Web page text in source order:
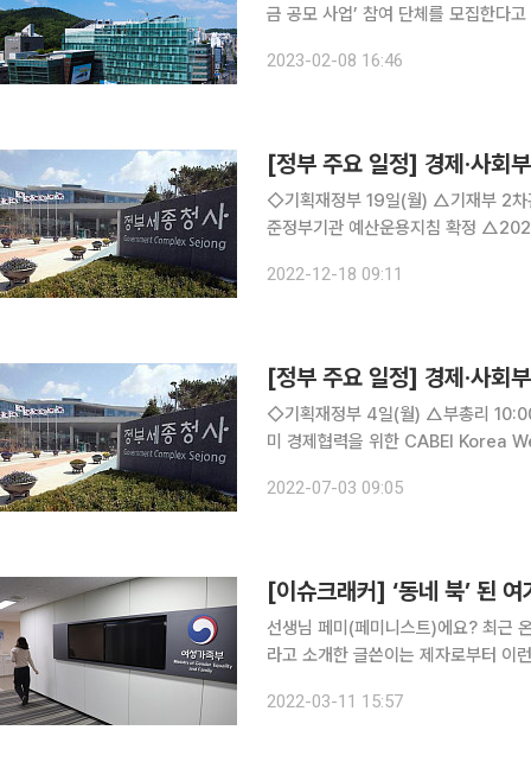
금 공모 사업’ 참여 단체를 모집한다고 8일 밝혔다. 구는 지난해 양성평
상 ‘단기 숙소 지원’ 등 다양한 사업을
2023-02-08 16:46
[정부 주요 일정] 경제·사
◇기획재정부 19일(월) △기재부 2차관 10:00 공공기관운영위원회(비공개) △2023년도 공기업‧
준정부기관 예산운용지침 확정 △2021년 퇴직연금통계 20일(화) △부총리 10:00 국무회의(정부
산 건축상' 시상식(비공개), 10:5
2022-12-18 09:11
[정부 주요 일정] 경제·사
◇기획재정부 4일(월) △부총리 10:00 국무회의(용산청사) △중미경제통합은행(CABEI), 한-중
미 경제협력을 위한 CABEI Korea Week 개최 5일(화) △기재부 1차관
석(석간) △신(新) 외환법 제정방향
2022-07-03 09:05
[이슈크래커] ‘동네 북’ 된
선생님 페미(페미니스트)에요? 최근 온라인 커뮤니티에 오른 글이다. 자신을 남자 중학교 선생님이
라고 소개한 글쓴이는 제자로부터 이
갈등을 부추겼다. 그 중심엔 여성가족
2022-03-11 15:57